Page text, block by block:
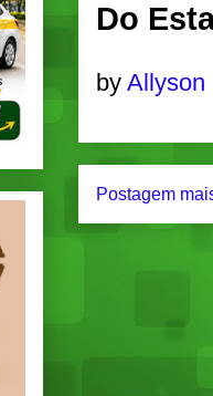
Do
by
Postagem